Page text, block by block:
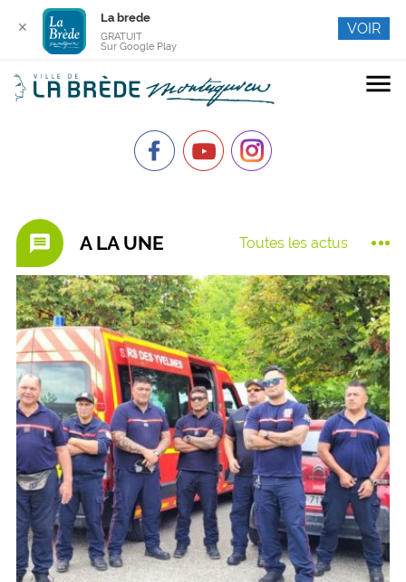
menu
message A LA UNE Toutes les actus
✕
La brede
GRATUIT
Sur Google Play
VOIR